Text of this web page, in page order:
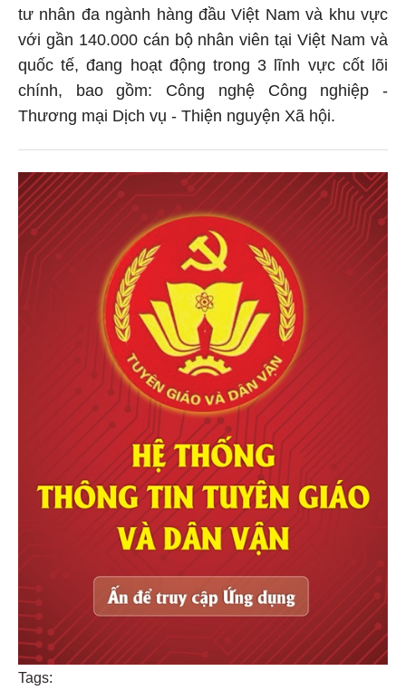
tư nhân đa ngành hàng đầu Việt Nam và khu vực
với gần 140.000 cán bộ nhân viên tại Việt Nam và
quốc tế, đang hoạt động trong 3 lĩnh vực cốt lõi
chính, bao gồm: Công nghệ Công nghiệp -
Thương mại Dịch vụ - Thiện nguyện Xã hội.
Tags: